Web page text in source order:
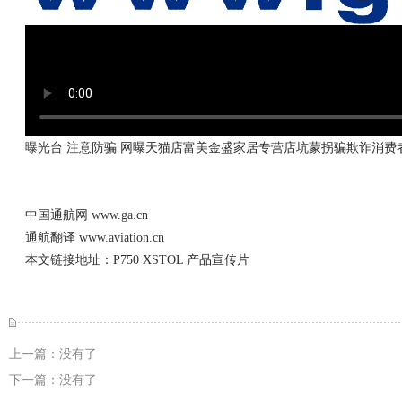
曝光台 注意防骗 网曝天猫店富美金盛家居专营店坑蒙拐骗欺诈消费
中国通航网 www.ga.cn
通航翻译 www.aviation.cn
本文链接地址： P750 XSTOL 产品宣传片
上一篇：没有了
下一篇：没有了